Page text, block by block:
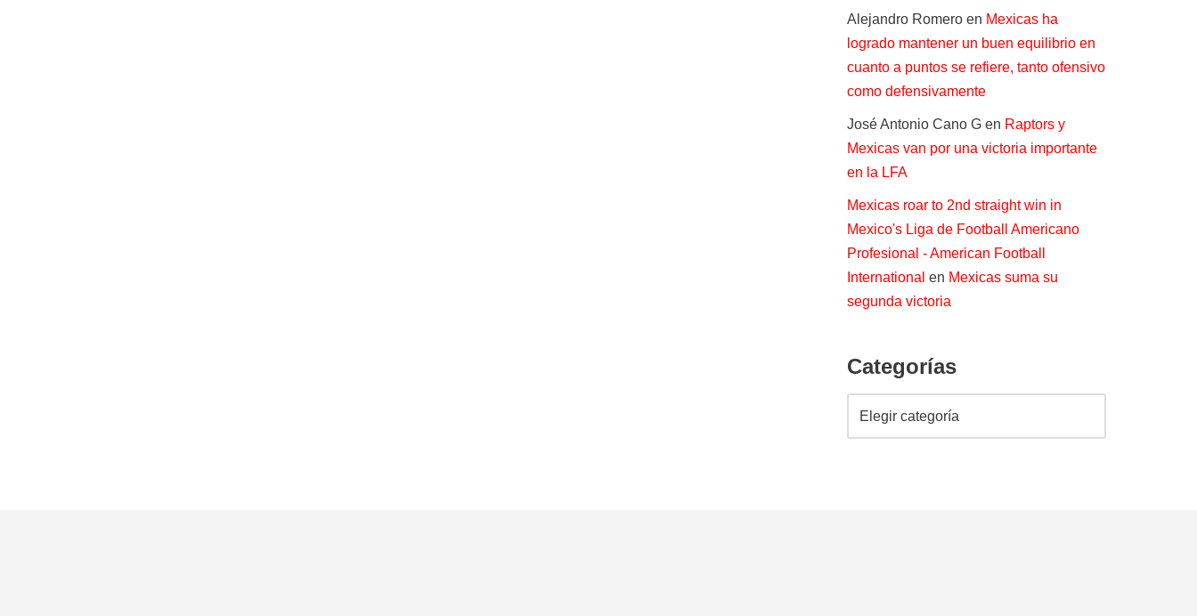
Alejandro Romero en Mexicas ha
logrado mantener un buen equilibrio en
cuanto a puntos se refiere, tanto ofensivo
como defensivamente
José Antonio Cano G en Raptors y
Mexicas van por una victoria importante
en la LFA
Mexicas roar to 2nd straight win in
Mexico's Liga de Football Americano
Profesional - American Football
International en Mexicas suma su
segunda victoria
Categorías